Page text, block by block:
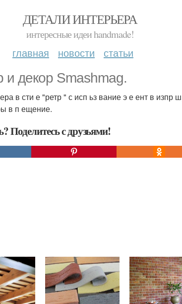
ДЕТАЛИ ИНТЕРЬЕРА
интересные идеи handmade!
главная новости статьи
и декор Smashmag.
в сти е "ретр " с исп ьз вание э е ент в изпр
в п ещение.
Поделитесь с друзьями!